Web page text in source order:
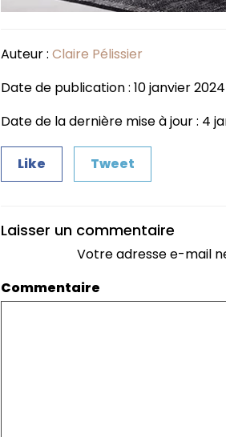
Auteur : Claire Pélissier
Date de publication : 10 janvier 2024
Date de la dernière mise à jour : 4
Like Tweet
Laisser un commentaire
Votre adresse e-mail
Commentaire